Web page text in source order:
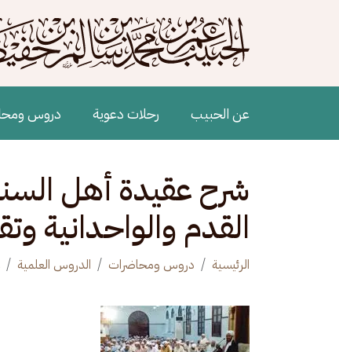
Main navigation
عن الحبيب رحلات دعوية دروس
القدم والواحدانية
الرئيسية دروس ومحاضرات الدروس العلمية